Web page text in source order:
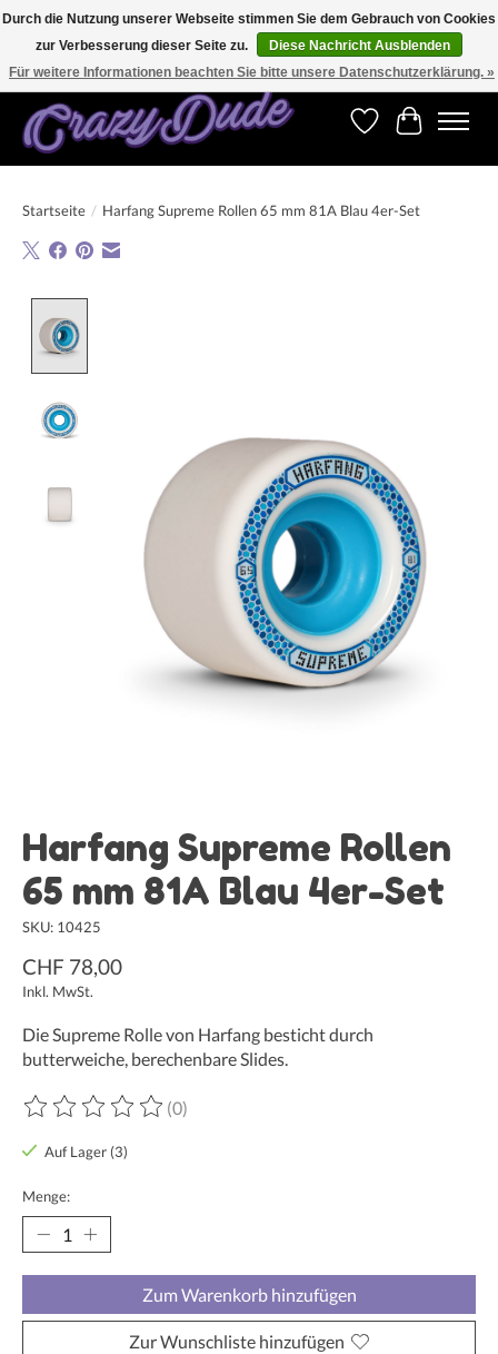
Versandkostenfrei bestellen ab CHF 200.00 in der Schweiz und ab EUR 250.00 in den
meisten Ländern weltweit.
Wunschzettel
Ihr
Startseite / Harfang Supreme Rollen 65 mm 81A Blau 4er-Set
Harfang Supreme Rollen
65 mm 81A Blau 4er-Set
SKU: 10425
CHF 78,00
Inkl. MwSt.
Die Supreme Rolle von Harfang besticht durch
butterweiche, berechenbare Slides.
Die Bewertung dieses Produkts ist
(0)
Auf Lager (3)
Menge:
Zum Warenkorb hinzufügen
Zur Wunschliste hinzufügen
Durch die Nutzung unserer Webseite stimmen Sie dem Gebrauch von Cookies
zur Verbesserung dieser Seite zu.
Diese Nachricht Ausblenden
Für weitere Informationen beachten Sie bitte unsere Datenschutzerklärung. »